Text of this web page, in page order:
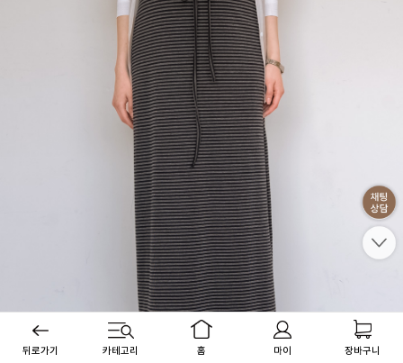
뒤로가기 카테고리 홈 마이 장바구니